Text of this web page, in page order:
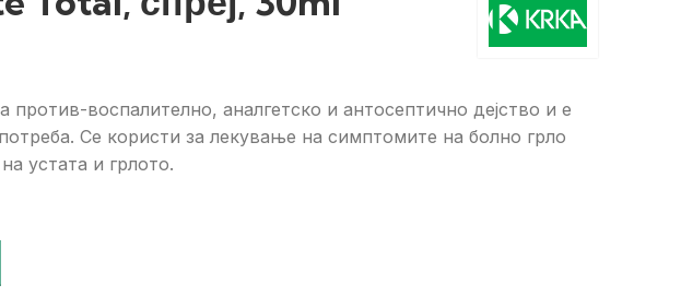
против-воспалително, аналгетско и антосептично дејство и е
Се користи за лекување на симптомите на болно грло
устата и грлото.